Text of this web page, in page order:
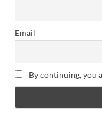
Email
By continuing, you